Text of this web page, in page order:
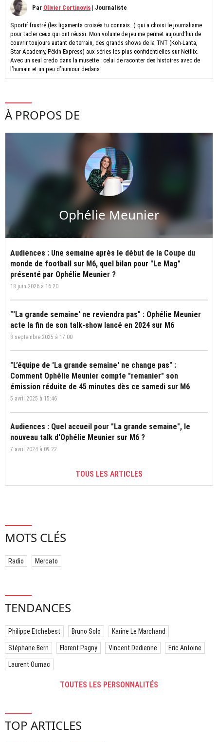
Par Olivier Cortinovis | Journaliste
Sportif frustré (les ligaments croisés tu connais…) qui a choisi le journalisme
pour tacler ceux qui ont réussi. Mon volume de jeu me permet aujourd’hui de
couvrir toujours autant de terrain, des grands shows de la TNT (Koh-Lanta,
Star Academy, Pékin Express) aux séries les plus confidentielles sur Netflix.
Avec un seul credo dans la musette : celui de raconter des histoires avec de
l’humain et un peu d’humour dedans
À PROPOS DE
Ophélie Meunier
Audiences : Une semaine après le début de la Coupe du
monde de football sur M6, quel bilan pour "Le Mag"
présenté par Ophélie Meunier ?
18 juin 2026 à 16:20
"'La grande semaine' ne reviendra pas" : Ophélie Meunier
acte la fin de son talk-show lancé en 2024 sur M6
8 septembre 2025 à 17:00
"L’équipe de 'La grande semaine' ne change pas" :
Comment Ophélie Meunier compte "remanier" son
émission réduite de 45 minutes dès ce samedi sur M6
5 avril 2025 à 15:46
Audiences : Quel accueil pour "La grande semaine", le
nouveau talk d'Ophélie Meunier sur M6 ?
7 avril 2024 à 09:22
TOUS LES ARTICLES
MOTS CLÉS
Radio Mercato
TENDANCES
Philippe Etchebest Bruno Solo Karine Le Marchand
Stéphane Bern Florent Pagny Vincent Dedienne Eric Antoine
Laurent Ournac
TOUTES LES PERSONNALITÉS
TOP ARTICLES